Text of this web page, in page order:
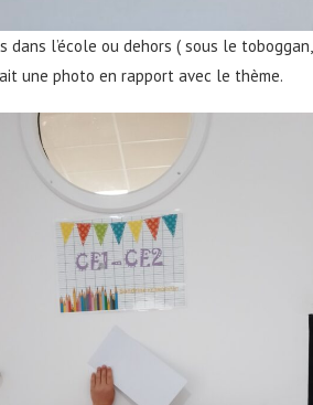
l’école ou dehors ( sous le toboggan,
une photo en rapport avec le thème.